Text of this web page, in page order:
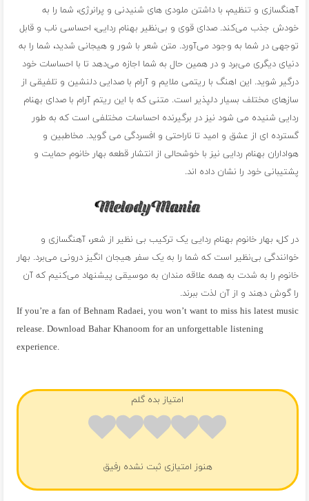
آهنگسازی و تنظیم، با داشتن ملودی های شنیدنی و پرانرژی، شما را به
خودش جذب می‌کند. صدای قوی و بی‌نظیر بهنام ردایی، احساسی ناب و قابل
توجهی در شما به وجود می‌آورد. متن شعر با شور و هیجانی شدید، شما را به
دنیای دیگری می‌برد و در همین حال به شما اجازه می‌دهد تا با احساسات خود
درگیر شوید. این اهنگ با ریتمی ملایم و آرام با صدایی دلنشین و تلفیقی از
سازهای مختلف بسیار دلپذیر است. متنی که با این ریتم آرام با صدای بهنام
ردایی شنیده می شود نیز در برگیرنده احساسات مختلفی است که به طور
گسترده ای از عشق و امید تا ناراحتی و افسردگی می گوید. مخاطبین و
هواداران بهنام ردایی نیز با خوشحالی از انتشار قطعه بهار خانوم حمایت و
پشتیبانی خود را نشان داده اند.
در کل، بهار خانوم بهنام ردایی یک ترکیب بی نظیر از شعر، آهنگسازی و
خوانندگی بی‌نظیر است که شما را به یک سفر هیجان انگیز درونی می‌برد. بهار
خانوم را به شدت به همه علاقه مندان به موسیقی پیشنهاد می‌کنیم که آن
را گوش دهند و از آن لذت ببرند.
If you’re a fan of Behnam Radaei, you won’t want to miss his latest music
release. Download Bahar Khanoom for an unforgettable listening
experience.
امتیاز بده گلم
هنوز امتیازی ثبت نشده رفیق